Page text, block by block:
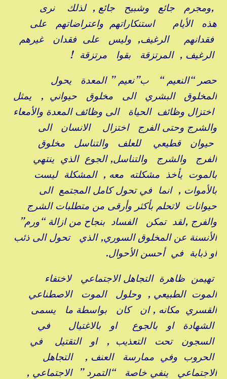
,ومجرم جائع وشبيح جائع , لذلك نرى
هذه الأيام استنكاراتهم واعتراضاتهم على
فقدانهم الرغيف, وليس على فقدان غيرهم
الرغيف , المرتزقة بقوا مرتزقة !
حصر “النعيم “ ب”نعيم ” المعدة يحول
المخلوق البشري الى مخلوق حيواني , يمثل
اختزال وظائف الحياة الى وظائف المعدة والأمعاء
والشرج وحتى الفرج اختزال الانسان الى
حيوان قطيعي للعلف والتناسل مخلوق
الفرج والشرج والتناسل, الجوع الذي ينتهي
بالموت يأخذ مشكلته معه , المشكلة ليست
بالأموات , انما في تحول كامل المجتمع الى
حيوانات لاتحلم بأكثر وأرقى من متطلبات الشرج
والفرج ,لقد تمكن الفساد بنجاح من ازالة “ورم”
الأنسنة عن المخلوق السوري, الذي تحول الى ذئب
أو ذبابة في أحسن الأحوال.
تهيمن ظاهرة التجاهل الاجتماعي لاختفاء
الموت الطبيعي , وحلول الموت الاصطناعي
القسري مكانه , ان كان بواسطة ما يسمى
الشهادة او بالجوع او بالاغتيال في
السجون تحت التعذيب , او التقتيل في
الحروب وفي ممارسة العنف , التجاهل
الاجتماعي ينفي خاصة “التمرد ” الاجتماعي ,